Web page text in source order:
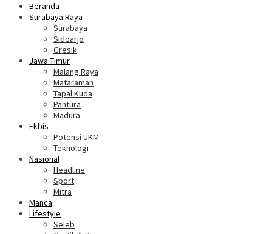
Beranda
Surabaya Raya
Surabaya
Sidoarjo
Gresik
Jawa Timur
Malang Raya
Mataraman
Tapal Kuda
Pantura
Madura
Ekbis
Potensi UKM
Teknologi
Nasional
Headline
Sport
Mitra
Manca
Lifestyle
Seleb